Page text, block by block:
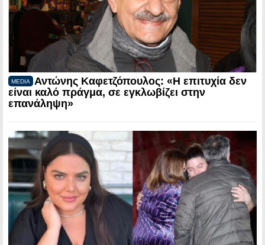
MEDIA
Αντώνης Καφετζόπουλος: «Η επιτυχία δεν
είναι καλό πράγμα, σε εγκλωβίζει στην
επανάληψη»